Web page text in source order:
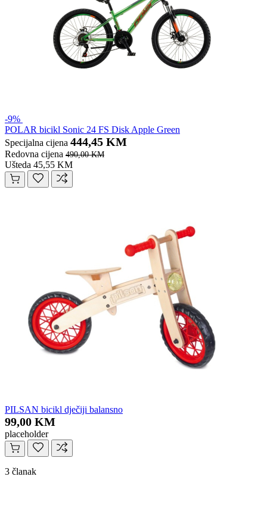
-9%
POLAR bicikl Sonic 24 FS Disk Apple Green
Specijalna cijena 444,45 KM
Redovna cijena 490,00 KM
Ušteda 45,55 KM
PILSAN bicikl dječiji balansno
99,00 KM
placeholder
3 članak